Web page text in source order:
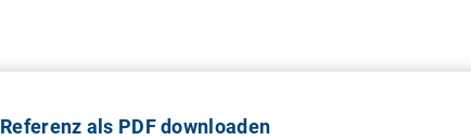
Referenz als PDF downloaden